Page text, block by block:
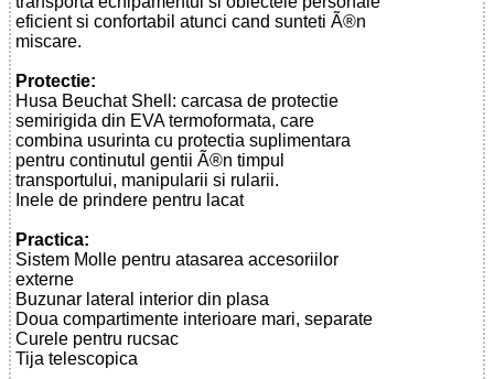
eficient si confortabil atunci cand sunteti Ã®n
miscare.
Protectie:
Husa Beuchat Shell: carcasa de protectie
semirigida din EVA termoformata, care
combina usurinta cu protectia suplimentara
pentru continutul gentii Ã®n timpul
transportului, manipularii si rularii.
Inele de prindere pentru lacat
Practica:
Sistem Molle pentru atasarea accesoriilor
externe
Buzunar lateral interior din plasa
Doua compartimente interioare mari, separate
Curele pentru rucsac
Tija telescopica